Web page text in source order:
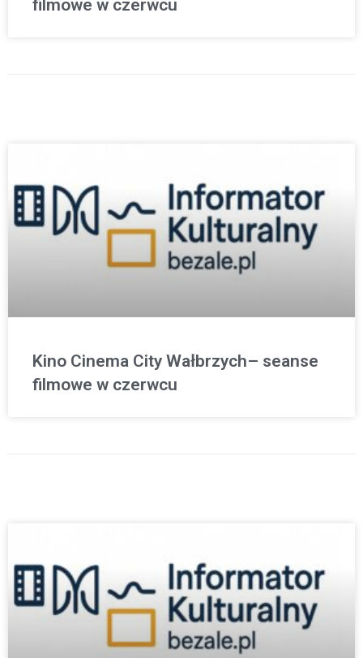
filmowe w czerwcu
Kino Cinema City Wałbrzych– seanse
filmowe w czerwcu